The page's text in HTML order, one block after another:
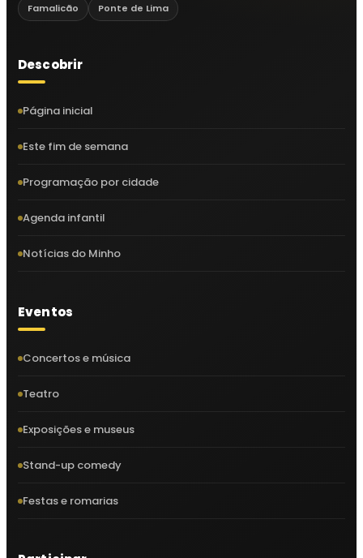
Famalicão Ponte de Lima
Descobrir
Página inicial
Este fim de semana
Programação por cidade
Agenda infantil
Notícias do Minho
Eventos
Concertos e música
Teatro
Exposições e museus
Stand-up comedy
Festas e romarias